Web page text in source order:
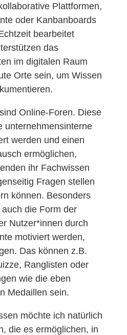
Plattformen,
oder Kanbanboards
bearbeitet
das
im digitalen Raum
Orte sein, um Wissen
Online-Foren. Diese
unternehmensinterne
werden und einen
ermöglichen,
ihr Fachwissen
Fragen stellen
können. Besonders
die Form der
Nutzer*innen durch
motiviert werden,
Das können z.B.
Ranglisten oder
wie die eben
Medaillen sein.
möchte ich natürlich
die es ermöglichen, in